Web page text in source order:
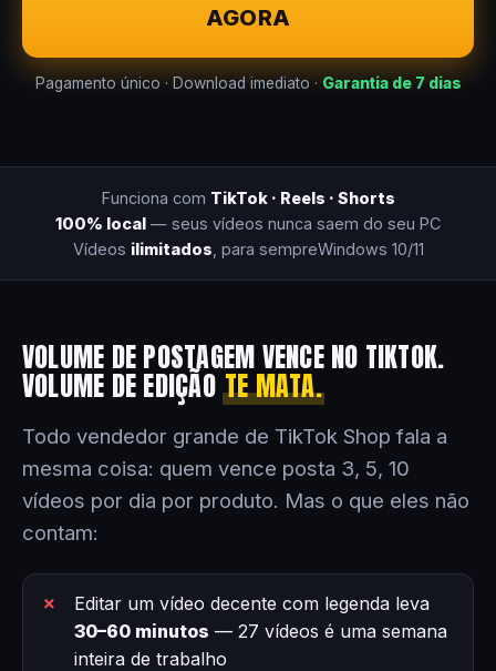
AGORA
Pagamento único · Download imediato · Garantia de 7 dias
Funciona com TikTok · Reels · Shorts
100% local — seus vídeos nunca saem do seu PC
Vídeos ilimitados , para sempreWindows 10/11
VOLUME DE POSTAGEM VENCE NO TIKTOK.
VOLUME DE EDIÇÃOTE MATA.
Todo vendedor grande de TikTok Shop fala a
mesma coisa: quem vence posta 3, 5, 10
vídeos por dia por produto. Mas o que eles não
contam:
Editar um vídeo decente com legenda leva
30–60 minutos — 27 vídeos é uma semana
inteira de trabalho